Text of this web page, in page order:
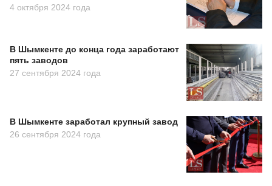
4 октября 2024 года
В Шымкенте до конца года заработают
пять заводов
27 сентября 2024 года
В Шымкенте заработал крупный завод
26 сентября 2024 года